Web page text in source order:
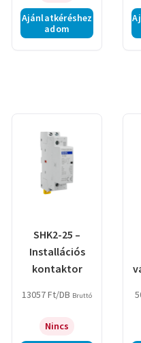
Ajánlatkéréshez
adom
SHK2-25 –
Installációs
kontaktor
13057Ft/DB Bruttó
Nincs